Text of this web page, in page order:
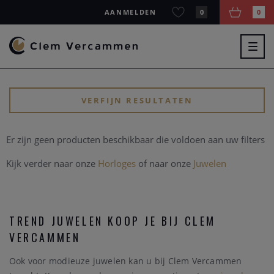
AANMELDEN 0 0
VERFIJN RESULTATEN
Er zijn geen producten beschikbaar die voldoen aan uw filters
Kijk verder naar onze Horloges of naar onze Juwelen
TREND JUWELEN KOOP JE BIJ CLEM
VERCAMMEN
Ook voor modieuze juwelen kan u bij Clem Vercammen